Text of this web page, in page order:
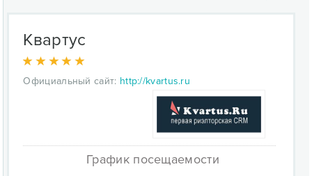
Квартус
Официальный сайт: http://kvartus.ru
График посещаемости